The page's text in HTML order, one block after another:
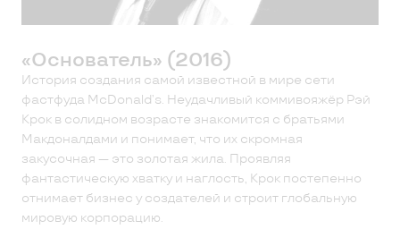
«Основатель» (2016)
История создания самой известной в мире сети
фастфуда McDonald’s. Неудачливый коммивояжёр Рэй
Крок в солидном возрасте знакомится с братьями
Макдоналдами и понимает, что их скромная
закусочная — это золотая жила. Проявляя
фантастическую хватку и наглость, Крок постепенно
отнимает бизнес у создателей и строит глобальную
мировую корпорацию.